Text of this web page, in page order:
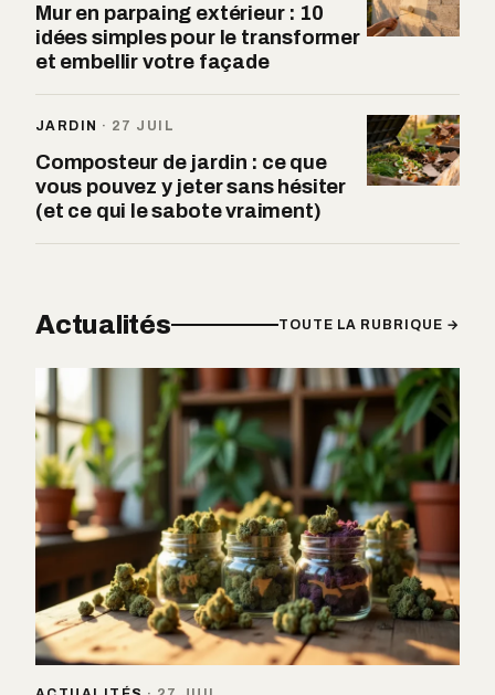
Mur en parpaing extérieur : 10
idées simples pour le transformer
et embellir votre façade
JARDIN · 27 JUIL
Composteur de jardin : ce que
vous pouvez y jeter sans hésiter
(et ce qui le sabote vraiment)
Actualités TOUTE LA RUBRIQUE →